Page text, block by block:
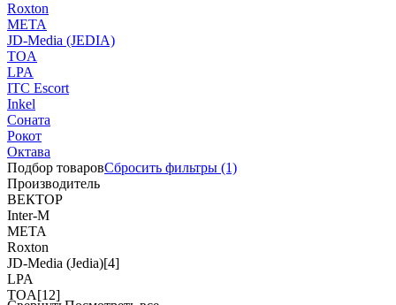
Roxton
МЕТА
JD-Media (JEDIA)
TOA
LPA
ITC Escort
Inkel
Соната
Рокот
Октава
Подбор товаровСбросить фильтры (1)
Производитель
ВЕКТОР
Inter-M
МЕТА
Roxton
JD-Media (Jedia)[4]
LPA
TOA[12]